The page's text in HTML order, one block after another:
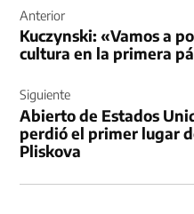
de
entradas
Anterior
Kuczynski: «Vamos a
cultura en la primera
Siguiente
Abierto de Estados
perdió el primer lugar
Pliskova